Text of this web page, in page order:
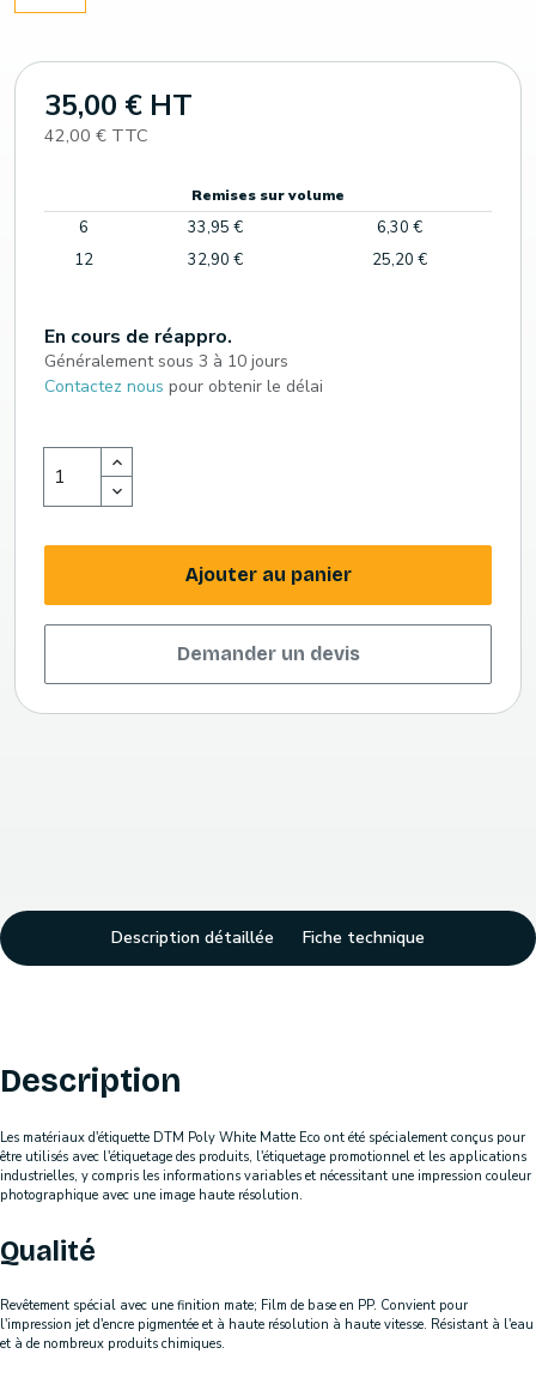
35,00 € HT
42,00 € TTC
Remises sur volume
6 33,95 €
6,30 €
12
32,90 € 25,20 €
En cours de réappro.
Généralement sous 3 à 10 jours
Contactez nous pour obtenir le délai
Ajouter au panier
Demander un devis
Description détaillée Fiche technique
Description
Les matériaux d'étiquette DTM Poly White Matte Eco ont été spécialement conçus pour
être utilisés avec l'étiquetage des produits, l'étiquetage promotionnel et les applications
industrielles, y compris les informations variables et nécessitant une impression couleur
photographique avec une image haute résolution.
Qualité
Revêtement spécial avec une finition mate; Film de base en PP. Convient pour
l'impression jet d'encre pigmentée et à haute résolution à haute vitesse. Résistant à l'eau
et à de nombreux produits chimiques.